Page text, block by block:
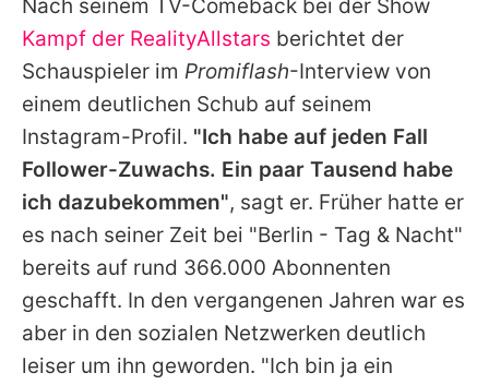
App runterladen
Team
Redaktionelle Richtlinien
Impressum
Datenschutzerklärung
Utiq verwalten
Nach seinem TV-Comeback bei der Show
Kampf der RealityAllstars berichtet der
Schauspieler im Promiflash-Interview von
einem deutlichen Schub auf seinem
Instagram-Profil. "Ich habe auf jeden Fall
Follower-Zuwachs. Ein paar Tausend habe
ich dazubekommen", sagt er. Früher hatte er
es nach seiner Zeit bei "Berlin - Tag & Nacht"
bereits auf rund 366.000 Abonnenten
geschafft. In den vergangenen Jahren war es
aber in den sozialen Netzwerken deutlich
leiser um ihn geworden. "Ich bin ja ein